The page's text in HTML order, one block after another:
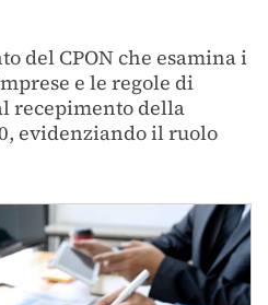
del CPON che esamina i
e le regole di
recepimento della
evidenziando il ruolo